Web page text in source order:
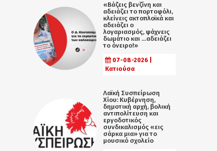
«Βάζεις βενζίνη και
αδειάζει το πορτοφόλι,
κλείνεις ακτοπλοϊκά και
αδειάζει ο
λογαριασμός, ψάχνεις
δωμάτιο και …αδειάζει
το όνειρο!»
07-08-2026 |
Κατιούσα
Λαϊκή Συσπείρωση
Χίου: Κυβέρνηση,
δημοτική αρχή, βολική
αντιπολίτευση και
εργοδοτικός
συνδικαλισμός «εις
σάρκα μια» για το
μουσικό σχολείο